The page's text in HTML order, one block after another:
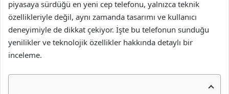
piyasaya sürdüğü en yeni cep telefonu, yalnızca teknik
özellikleriyle değil, aynı zamanda tasarımı ve kullanıcı
deneyimiyle de dikkat çekiyor. İşte bu telefonun sunduğu
yenilikler ve teknolojik özellikler hakkında detaylı bir
inceleme.